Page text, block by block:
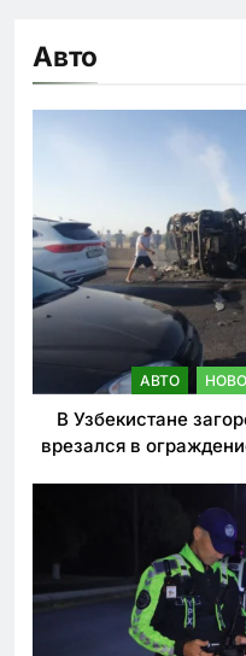
Авто
АВТО
В Узбекистане
врезался в